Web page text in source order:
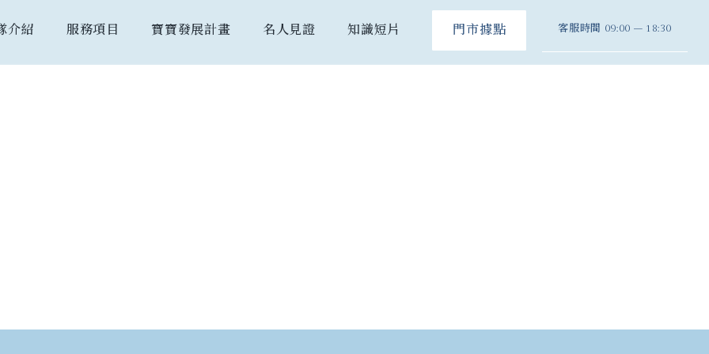
介紹 服務項目 寶寶發展計畫 名人見證 知識短片 門市據點 客服時間 09:00 – 18:30